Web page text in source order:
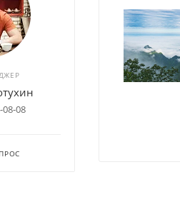
08-08